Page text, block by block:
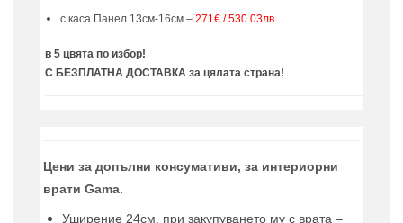
с каса Панел 13см-16см –271€ / 530.03лв.
в 5 цвята по избор!
С БЕЗПЛАТНА ДОСТАВКА за цялата страна!
Цени за допълни консумативи, за интериорни
врати Gama.
Уширение 24см. при закупуването му с врата –